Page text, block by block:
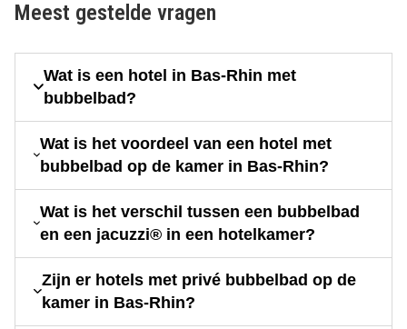
Meest gestelde vragen
Wat is een hotel in Bas-Rhin met
bubbelbad?
Wat is het voordeel van een hotel met
bubbelbad op de kamer in Bas-Rhin?
Wat is het verschil tussen een bubbelbad
en een jacuzzi® in een hotelkamer?
Zijn er hotels met privé bubbelbad op de
kamer in Bas-Rhin?